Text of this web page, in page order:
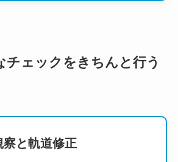
チェックをきちんと行う
察と軌道修正